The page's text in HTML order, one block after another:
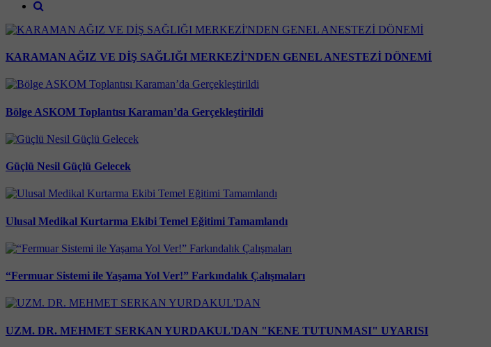
KARAMAN AĞIZ VE DİŞ SAĞLIĞI MERKEZİ'NDEN GENEL ANESTEZİ DÖNEMİ
Bölge ASKOM Toplantısı Karaman’da Gerçekleştirildi
Güçlü Nesil Güçlü Gelecek
Ulusal Medikal Kurtarma Ekibi Temel Eğitimi Tamamlandı
“Fermuar Sistemi ile Yaşama Yol Ver!” Farkındalık Çalışmaları
UZM. DR. MEHMET SERKAN YURDAKUL'DAN "KENE TUTUNMASI" UYARISI